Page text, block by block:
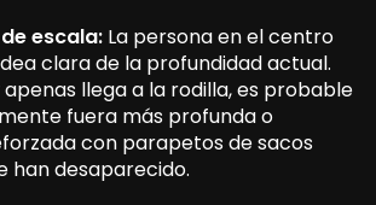
escala: La persona en el centro
clara de la profundidad actual.
apenas llega a la rodilla, es probable
fuera más profunda o
con parapetos de sacos
han desaparecido.